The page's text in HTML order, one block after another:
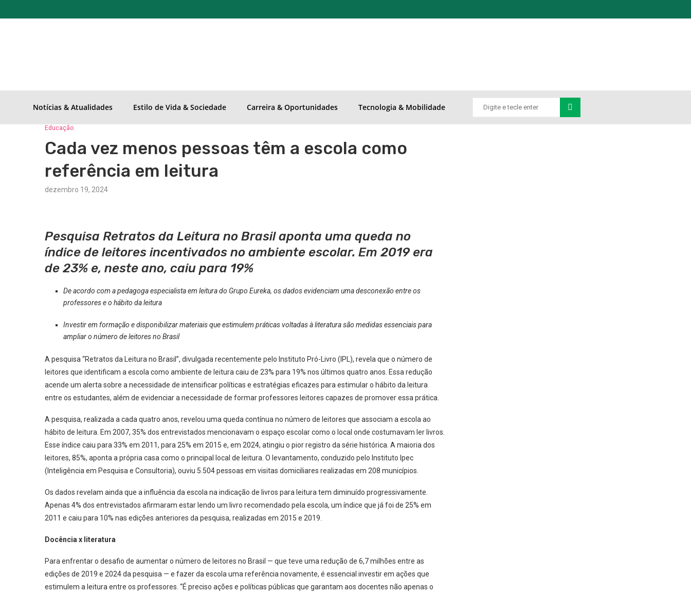
Notícias & Atualidades Estilo de Vida & Sociedade Carreira & Oportunidades Tecnologia & Mobilidade
Educação
Cada vez menos pessoas têm a escola como
referência em leitura
dezembro 19, 2024
Pesquisa Retratos da Leitura no Brasil aponta uma queda no
índice de leitores incentivados no ambiente escolar. Em 2019 era
de 23% e, neste ano, caiu para 19%
De acordo com a pedagoga especialista em leitura do Grupo Eureka, os dados evidenciam uma desconexão entre os
professores e o hábito da leitura
Investir em formação e disponibilizar materiais que estimulem práticas voltadas à literatura são medidas essenciais para
ampliar o número de leitores no Brasil
A pesquisa “Retratos da Leitura no Brasil”, divulgada recentemente pelo Instituto Pró-Livro (IPL), revela que o número de
leitores que identificam a escola como ambiente de leitura caiu de 23% para 19% nos últimos quatro anos. Essa redução
acende um alerta sobre a necessidade de intensificar políticas e estratégias eficazes para estimular o hábito da leitura
entre os estudantes, além de evidenciar a necessidade de formar professores leitores capazes de promover essa prática.
A pesquisa, realizada a cada quatro anos, revelou uma queda contínua no número de leitores que associam a escola ao
hábito de leitura. Em 2007, 35% dos entrevistados mencionavam o espaço escolar como o local onde costumavam ler livros.
Esse índice caiu para 33% em 2011, para 25% em 2015 e, em 2024, atingiu o pior registro da série histórica. A maioria dos
leitores, 85%, aponta a própria casa como o principal local de leitura. O levantamento, conduzido pelo Instituto Ipec
(Inteligência em Pesquisa e Consultoria), ouviu 5.504 pessoas em visitas domiciliares realizadas em 208 municípios.
Os dados revelam ainda que a influência da escola na indicação de livros para leitura tem diminuído progressivamente.
Apenas 4% dos entrevistados afirmaram estar lendo um livro recomendado pela escola, um índice que já foi de 25% em
2011 e caiu para 10% nas edições anteriores da pesquisa, realizadas em 2015 e 2019.
Docência x literatura
Para enfrentar o desafio de aumentar o número de leitores no Brasil — que teve uma redução de 6,7 milhões entre as
edições de 2019 e 2024 da pesquisa — e fazer da escola uma referência novamente, é essencial investir em ações que
estimulem a leitura entre os professores. “É preciso ações e políticas públicas que garantam aos docentes não apenas o